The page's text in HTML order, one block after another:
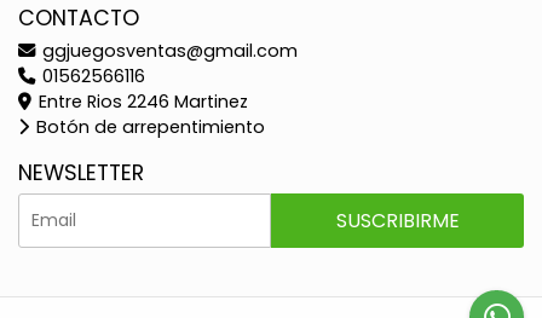
CONTACTO
ggjuegosventas@gmail.com
01562566116
Entre Rios 2246 Martinez
Botón de arrepentimiento
NEWSLETTER
SUSCRIBIRME